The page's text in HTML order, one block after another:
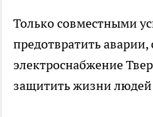
Только совместными
предотвратить
электроснабжение
защитить жизни